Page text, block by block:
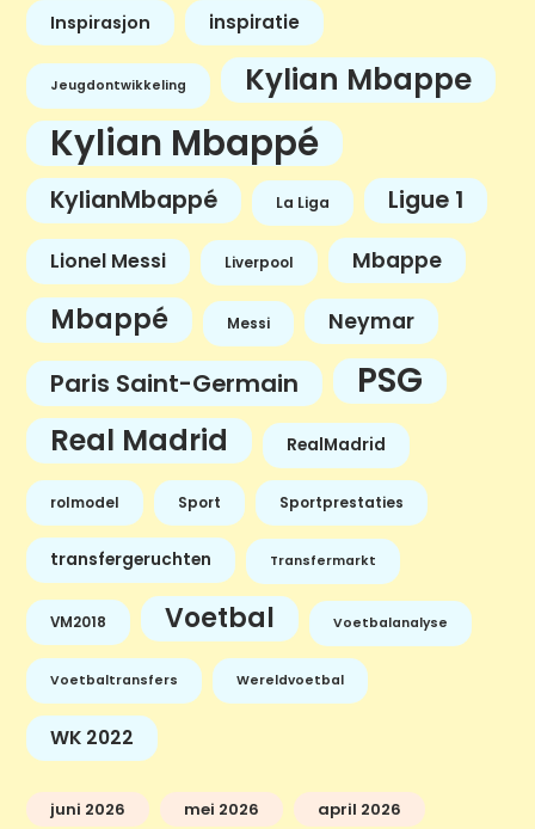
Inspirasjon inspiratie
Jeugdontwikkeling Kylian Mbappe
Kylian Mbappé
KylianMbappé La Liga Ligue 1
Lionel Messi Liverpool Mbappe
Mbappé Messi Neymar
Paris Saint-Germain PSG
Real Madrid RealMadrid
rolmodel Sport Sportprestaties
transfergeruchten Transfermarkt
VM2018 Voetbal Voetbalanalyse
Voetbaltransfers Wereldvoetbal
WK 2022
juni 2026 mei 2026 april 2026